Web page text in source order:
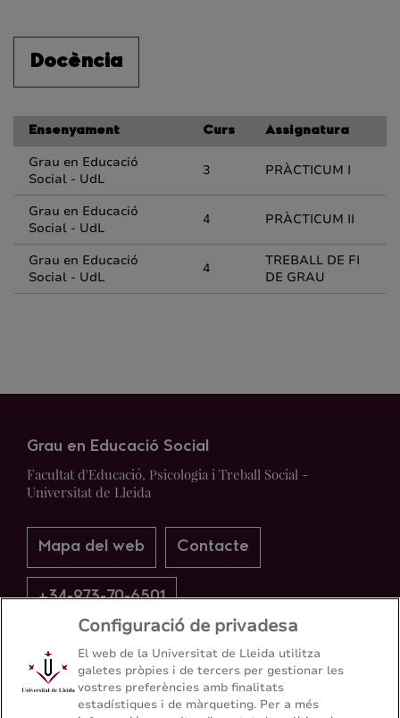
Docència
Ensenyament Curs Assignatura
Grau en Educació
Social - UdL
3 PRÀCTICUM I
Grau en Educació
Social - UdL
4 PRÀCTICUM II
Grau en Educació
Social - UdL
4
TREBALL DE FI
DE GRAU
Grau en Educació Social
Facultat d'Educació, Psicologia i Treball Social -
Universitat de Lleida
Mapa del web Contacte
+34-973-70-6501
Configuració de privadesa
El web de la Universitat de Lleida utilitza
galetes pròpies i de tercers per gestionar les
vostres preferències amb finalitats
estadístiques i de màrqueting. Per a més